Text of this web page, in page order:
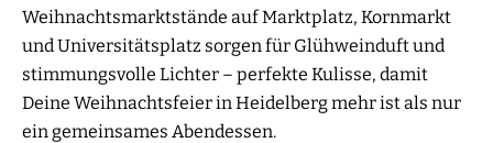
Weihnachtsmarktstände auf Marktplatz, Kornmarkt
und Universitätsplatz sorgen für Glühweinduft und
stimmungsvolle Lichter – perfekte Kulisse, damit
Deine Weihnachtsfeier in Heidelberg mehr ist als nur
ein gemeinsames Abendessen.